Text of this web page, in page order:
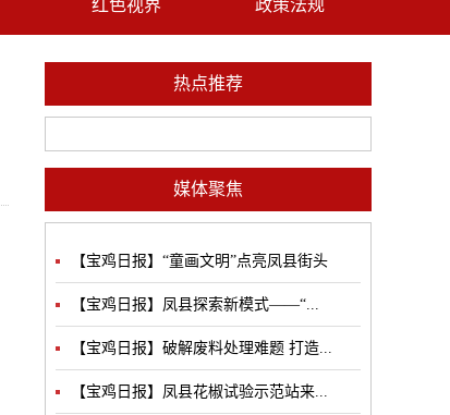
红色视界 政策法规
热点推荐
媒体聚焦
【宝鸡日报】“童画文明”点亮凤县街头
【宝鸡日报】凤县探索新模式——“...
【宝鸡日报】破解废料处理难题 打造...
【宝鸡日报】凤县花椒试验示范站来...